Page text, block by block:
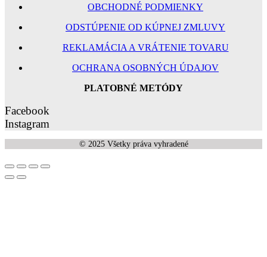
OBCHODNÉ PODMIENKY
ODSTÚPENIE OD KÚPNEJ ZMLUVY
REKLAMÁCIA A VRÁTENIE TOVARU
OCHRANA OSOBNÝCH ÚDAJOV
PLATOBNÉ METÓDY
Facebook
Instagram
© 2025 Všetky práva vyhradené